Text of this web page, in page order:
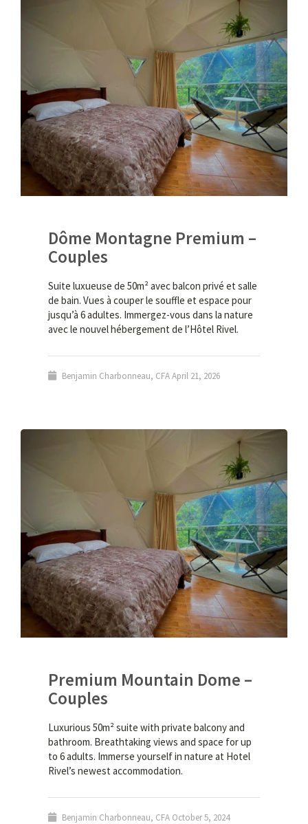
Dôme Montagne Premium –
Couples
Suite luxueuse de 50m² avec balcon privé et salle
de bain. Vues à couper le souffle et espace pour
jusqu’à 6 adultes. Immergez-vous dans la nature
avec le nouvel hébergement de l’Hôtel Rivel.
Benjamin Charbonneau, CFAApril 21, 2026
Premium Mountain Dome –
Couples
Luxurious 50m² suite with private balcony and
bathroom. Breathtaking views and space for up
to 6 adults. Immerse yourself in nature at Hotel
Rivel’s newest accommodation.
Benjamin Charbonneau, CFA October 5, 2024